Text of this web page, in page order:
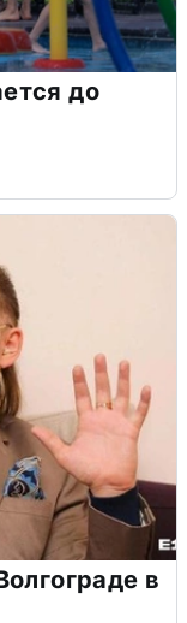
до
в